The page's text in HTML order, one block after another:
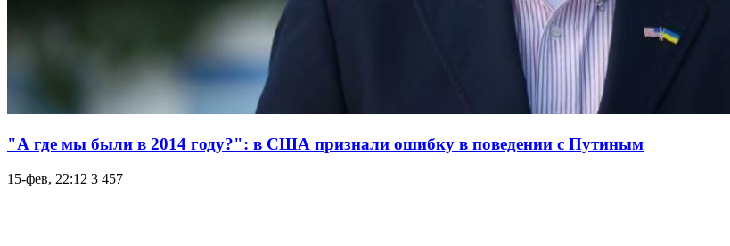
"А где мы были в 2014 году?": в США признали ошибку в поведении с Путиным
15-фев, 22:12 3 457